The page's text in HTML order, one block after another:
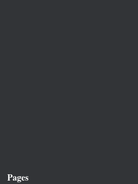
Pages